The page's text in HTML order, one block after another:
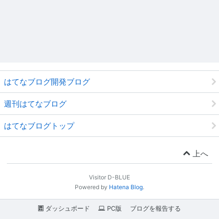
はてなブログ開発ブログ
週刊はてなブログ
はてなブログトップ
上へ
Visitor D-BLUE
Powered by Hatena Blog.
ダッシュボード PC版 ブログを報告する